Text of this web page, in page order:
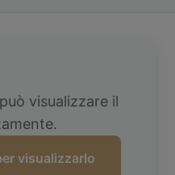
visualizzare il
visualizzarlo